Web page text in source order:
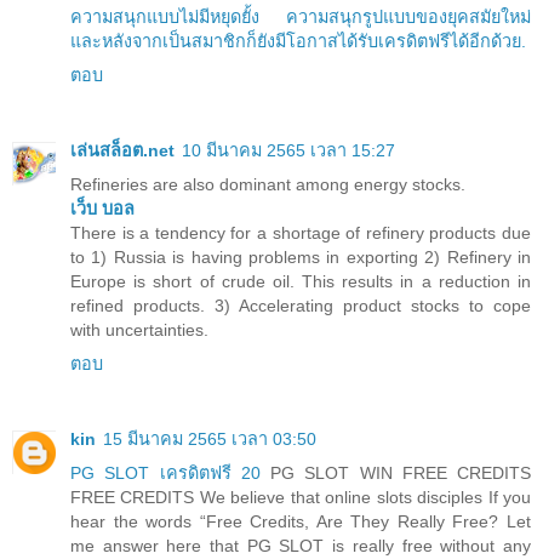
ความสนุกแบบไม่มีหยุดยั้ง ความสนุกรูปแบบของยุคสมัยใหม่
และหลังจากเป็นสมาชิกก็ยังมีโอกาสได้รับเครดิตฟรีได้อีกด้วย.
ตอบ
เล่นสล็อต.net 10 มีนาคม 2565 เวลา 15:27
Refineries are also dominant among energy stocks.
เว็บ บอล
There is a tendency for a shortage of refinery products due
to 1) Russia is having problems in exporting 2) Refinery in
Europe is short of crude oil. This results in a reduction in
refined products. 3) Accelerating product stocks to cope
with uncertainties.
ตอบ
kin 15 มีนาคม 2565 เวลา 03:50
PG SLOT เครดิตฟรี 20PG SLOT WIN FREE CREDITS
FREE CREDITS We believe that online slots disciples If you
hear the words “Free Credits, Are They Really Free? Let
me answer here that PG SLOT is really free without any